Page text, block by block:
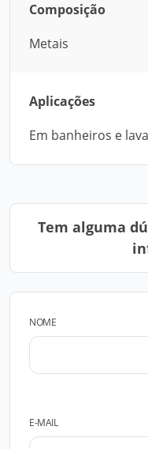
Composição
Metais
Aplicações
Em banheiros e
Tem alguma
NOME
E-MAIL